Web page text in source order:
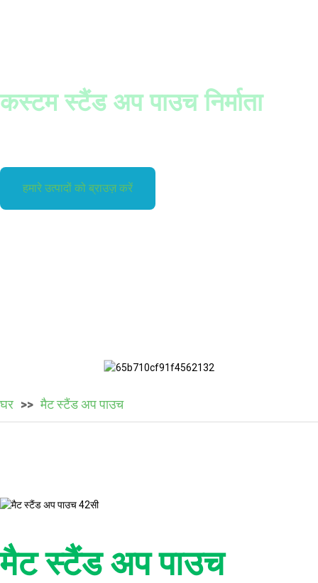
कस्टम स्टैंड अप पाउच निर्माता
हमारे उत्पादों को ब्राउज़ करें
घर मैट स्टैंड अप पाउच
मैट स्टैंड अप पाउच